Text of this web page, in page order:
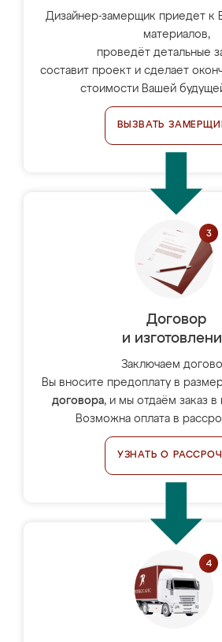
Дизайнер-замерщик приедет к
материалов,
проведёт детальные
составит проект и сделает
стоимости Вашей
ВЫЗВАТЬ
Договор
и
Заключаем
Вы вносите предоплату в
договора, и мы отдаём заказ в
Возможна оплата в
УЗНАТЬ О